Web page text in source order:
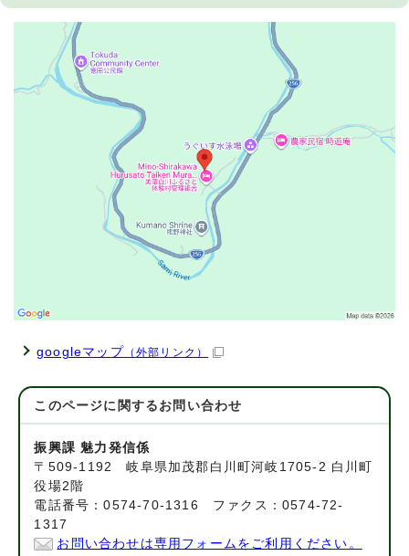
googleマップ（外部リンク）
このページに関する お問い合わせ
振興課 魅力発信係
〒509-1192 岐阜県加茂郡白川町河岐1705-2 白川町
役場2階
電話番号：0574-70-1316 ファクス：0574-72-
1317
お問い合わせは専用フォームをご利用ください。